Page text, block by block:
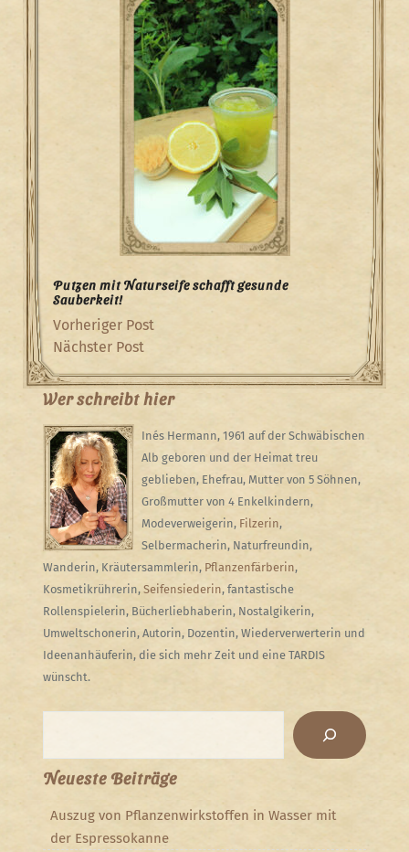
Putzen mit Naturseife schafft gesunde
Sauberkeit!
Beitragsnavigation
Previous
Post
Vorheriger Post
Next
Post
Nächster Post
Wer schreibt hier
Inés Hermann, 1961 auf der Schwäbischen
Alb geboren und der Heimat treu
geblieben, Ehefrau, Mutter von 5 Söhnen,
Großmutter von 4 Enkelkindern,
Modeverweigerin, Filzerin,
Selbermacherin, Naturfreundin,
Wanderin, Kräutersammlerin, Pflanzenfärberin,
Kosmetikrührerin, Seifensiederin, fantastische
Rollenspielerin, Bücherliebhaberin, Nostalgikerin,
Umweltschonerin, Autorin, Dozentin, Wiederverwerterin und
Ideenanhäuferin, die sich mehr Zeit und eine TARDIS
wünscht.
Neueste Beiträge
Auszug von Pflanzenwirkstoffen in Wasser mit
der Espressokanne